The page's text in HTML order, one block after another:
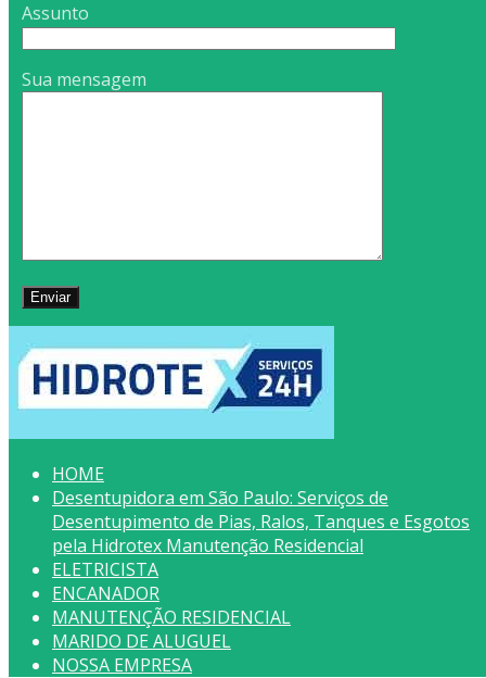
Assunto
Sua mensagem
HOME
Desentupidora em São Paulo: Serviços de
Desentupimento de Pias, Ralos, Tanques e Esgotos
pela Hidrotex Manutenção Residencial
ELETRICISTA
ENCANADOR
MANUTENÇÃO RESIDENCIAL
MARIDO DE ALUGUEL
NOSSA EMPRESA